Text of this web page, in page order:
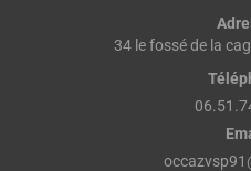
34 le fossé de la